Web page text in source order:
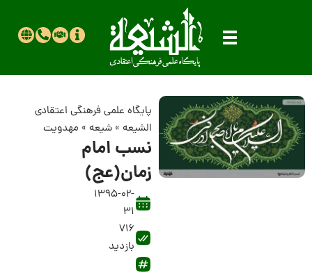
پایگاه علمی فرهنگی اعتقادی
الشیعه» شیعه» مهدویت
نسب امام
زمان(عج)
1395-02-
31
716
بازدید